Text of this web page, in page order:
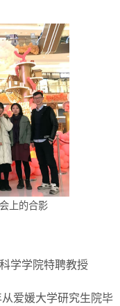
上的合影
学学院特聘教授
爱媛大学研究生院毕